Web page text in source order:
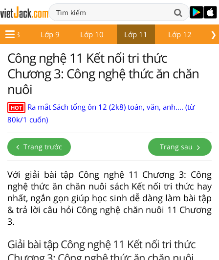
❯
Lớp 8 Lớp 9 Lớp 10 Lớp 11 Lớp 12
Công nghệ 11 Kết nối tri thức
Chương 3: Công nghệ thức ăn chăn
nuôi
HOT
Ra mắt Sách tổng ôn 12 (2k8) toán, văn, anh.... (từ
80k/1 cuốn)
Trang trước Trang sau
Với giải bài tập Công nghệ 11 Chương 3: Công
nghệ thức ăn chăn nuôi sách Kết nối tri thức hay
nhất, ngắn gọn giúp học sinh dễ dàng làm bài tập
& trả lời câu hỏi Công nghệ chăn nuôi 11 Chương
3.
Giải bài tập Công nghệ 11 Kết nối tri thức